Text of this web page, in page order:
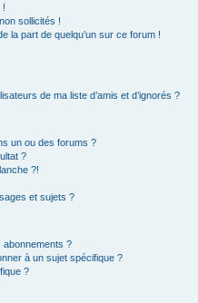
!
sollicités !
la part de quelqu’un sur ce forum !
de ma liste d’amis et d’ignorés ?
un ou des forums ?
?
?!
et sujets ?
abonnements ?
à un sujet spécifique ?
?